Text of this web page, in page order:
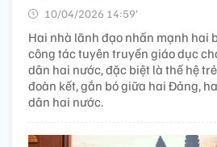
10/04/2026 14:59’
Hai nhà lãnh đạo nhấn mạnh hai
công tác tuyên truyền giáo dục
dân hai nước, đặc biệt là thế hệ
đoàn kết, gắn bó giữa hai Đảng,
dân hai nước.